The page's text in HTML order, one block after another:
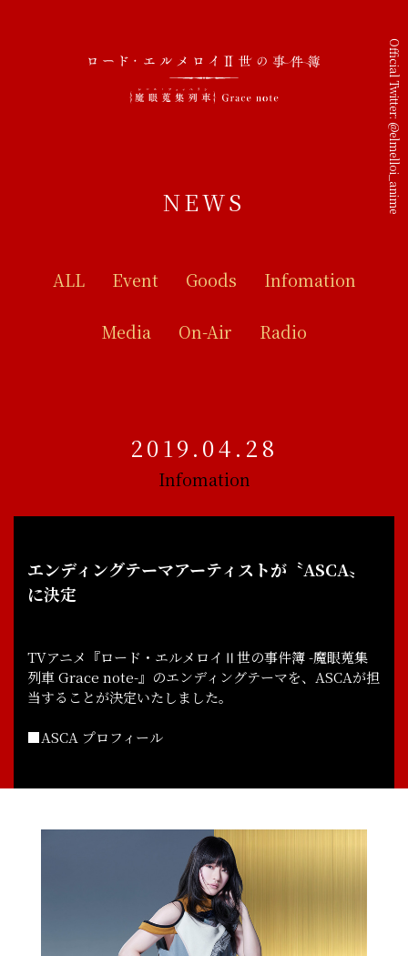
Official Twitter:
@elmelloi_anime
NEWS
ALL Event Goods Infomation
Media On-Air Radio
2019.04.28
Infomation
エンディングテーマアーティストが〝ASCA〟
に決定
TVアニメ『ロード・エルメロイⅡ世の事件簿 -魔眼蒐集
列車 Grace note-』のエンディングテーマを、ASCAが担
当することが決定いたしました。
■ASCA プロフィール